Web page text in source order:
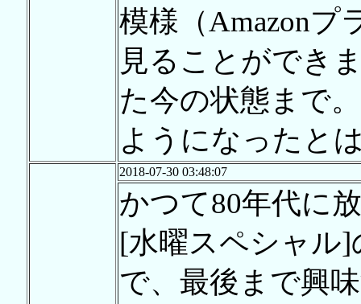
模様（Amazonプ
見ることができ
た今の状態まで
ようになったと
2018-07-30 03:48:07
かつて80年代に
[水曜スペシャル]
で、最後まで興